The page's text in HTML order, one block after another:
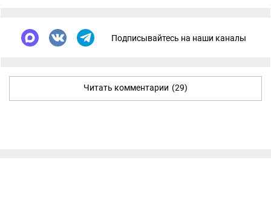
Подписывайтесь на наши каналы
Читать комментарии (29)